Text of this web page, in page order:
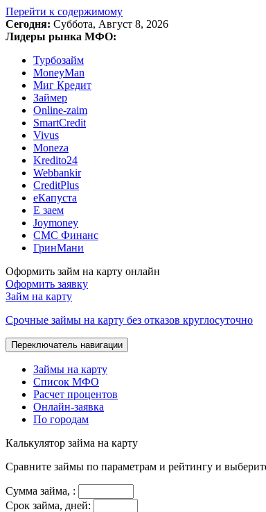
Перейти к содержимому
Сегодня: Суббота, Август 8, 2026
Лидеры рынка МФО:
Турбозайм
MoneyMan
Миг Кредит
Займер
Online-zaim
SmartCredit
Vivus
Moneza
Kredito24
Webbankir
CreditPlus
еКапуста
Е заем
Joymoney
СМС Финанс
ГринМани
Оформить займ на карту онлайн
Оформить заявку
Займ на карту
Срочные займы на карту без отказов круглосуточно
Переключатель навигации
Займы на карту
Список МФО
Расчет процентов
Онлайн-заявка
По городам
Калькулятор займа на карту
Сравните займы по параметрам и рейтингу и
Сумма займа, :
Срок займа, дней: